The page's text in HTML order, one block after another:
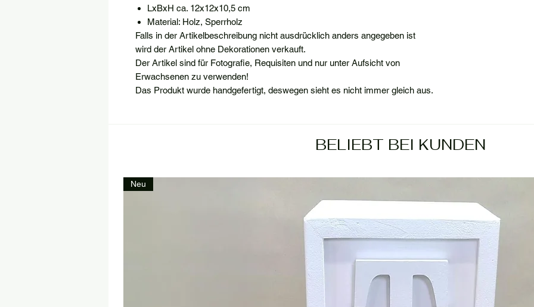
LxBxH ca. 12x12x10,5 cm
Material: Holz, Sperrholz
Falls in der Artikelbeschreibung nicht ausdrücklich anders angegeben ist
wird der Artikel ohne Dekorationen verkauft.
Der Artikel sind für Fotografie, Requisiten und nur unter Aufsicht von
Erwachsenen zu verwenden!
Das Produkt wurde handgefertigt, deswegen sieht es nicht immer gleich aus.
BELIEBT BEI KUNDEN
Neu